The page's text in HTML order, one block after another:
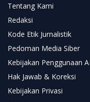
Tentang Kami
Redaksi
Kode Etik Jurnalistik
Pedoman Media Siber
Kebijakan Penggunaan AI
Hak Jawab & Koreksi
Kebijakan Privasi